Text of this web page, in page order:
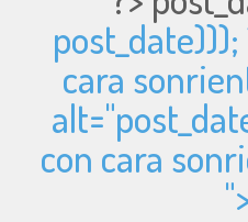
post_date)));
cara
alt="
con cara